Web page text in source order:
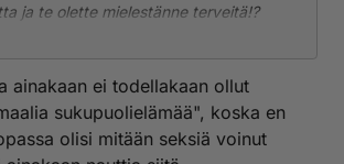
ja te olette mielestänne terveitä!?
eivät muuta sukupuoltanne yhtään
luonnottomia tuloksia jotka
ja kyvyn normaaliin
ainakaan ei todellakaan ollut
sukupuolielämää", koska en
olisi mitään seksiä voinut